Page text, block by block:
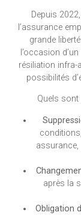
Depuis
l’assurance
grande
l’occasion
résiliation infra-
possibilités
Quels
après la
Obligation